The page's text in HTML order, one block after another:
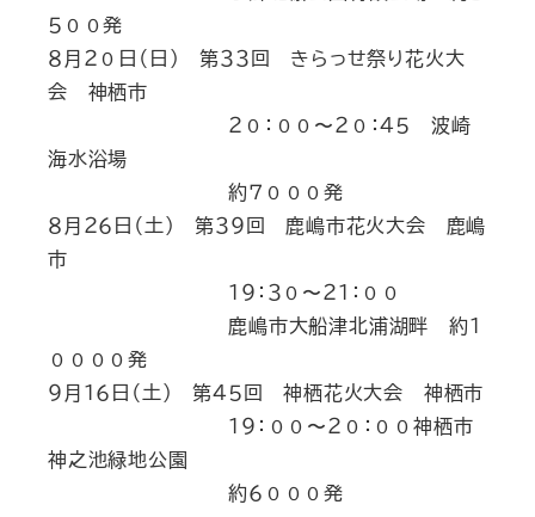
５００発
８月２０日（日） 第３３回 きらっせ祭り花火大
会 神栖市
２０：００〜２０：４５ 波崎
海水浴場
約７０００発
８月２６日（土） 第３９回 鹿嶋市花火大会 鹿嶋
市
１９：３０〜２１：００
鹿嶋市大船津北浦湖畔 約１
００００発
９月１６日（土） 第４５回 神栖花火大会 神栖市
１９：００〜２０：００神栖市
神之池緑地公園
約６０００発